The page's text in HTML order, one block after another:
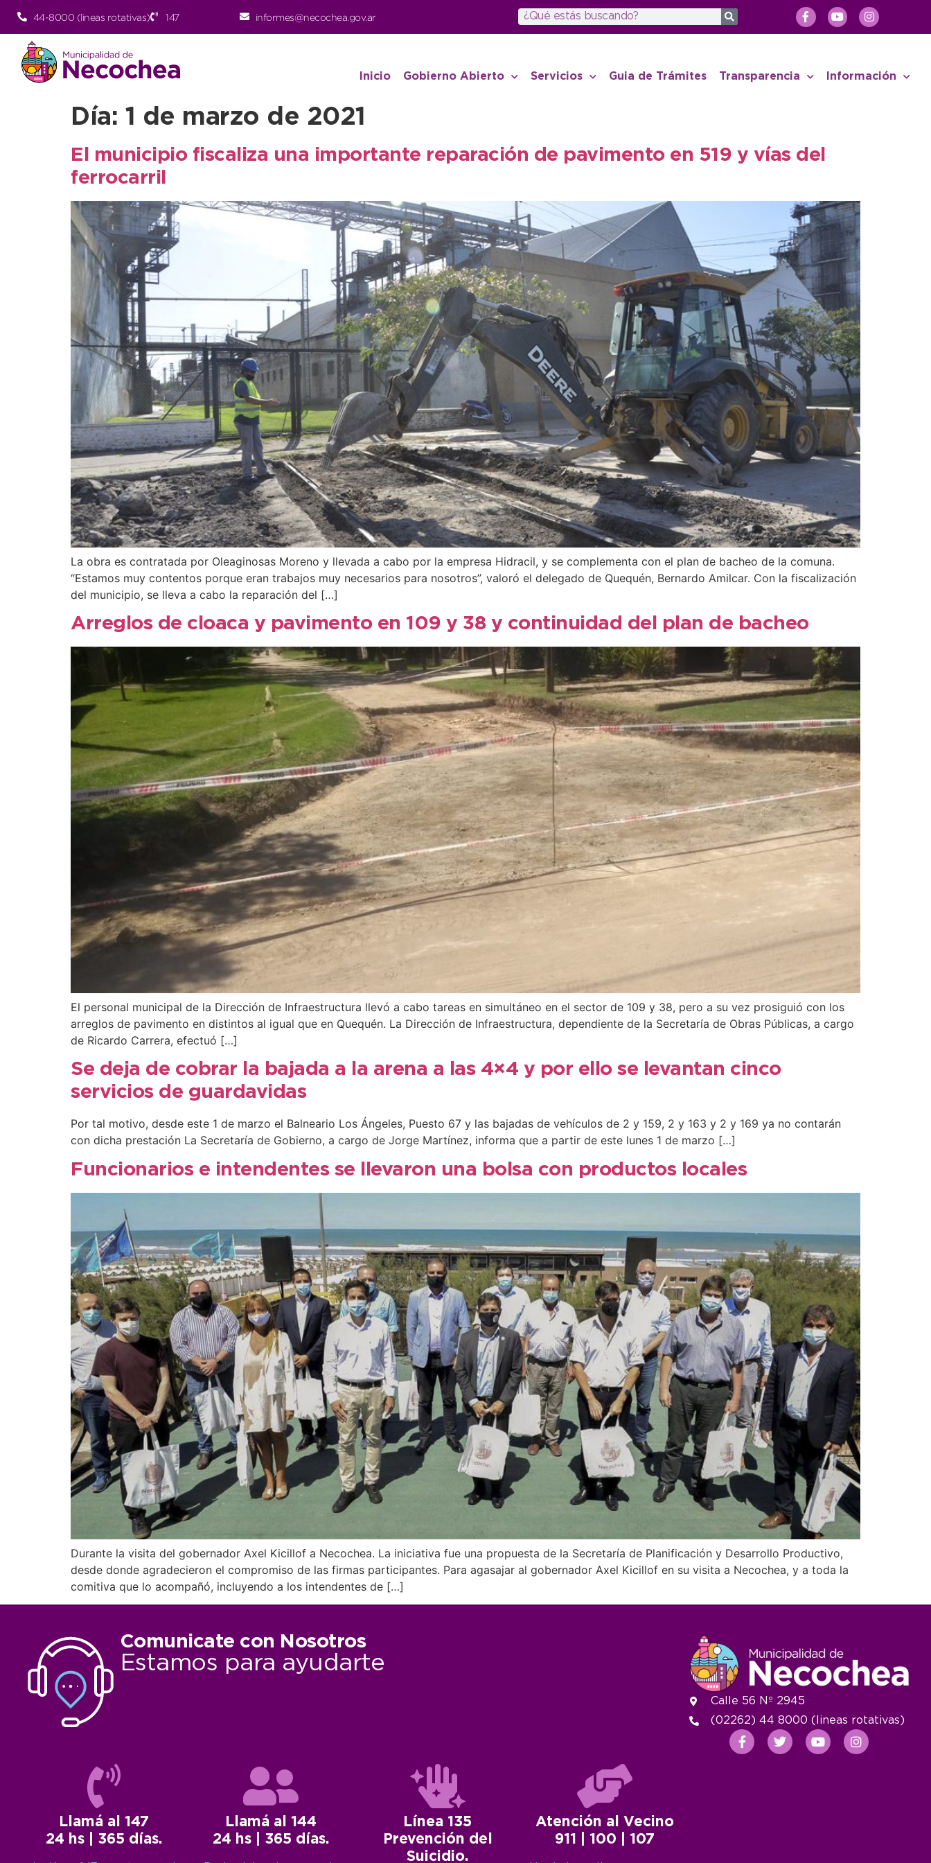
44-8000 (lineas rotativas) 147 informes@necochea.gov.ar
Inicio Gobierno Abierto Servicios Guia de Trámites Transparencia Información
Día: 1 de marzo de 2021
El municipio fiscaliza una importante reparación de pavimento en 519 y vías del
ferrocarril
La obra es contratada por Oleaginosas Moreno y llevada a cabo por la empresa Hidracil, y se complementa con el plan de bacheo de la comuna.
“Estamos muy contentos porque eran trabajos muy necesarios para nosotros”, valoró el delegado de Quequén, Bernardo Amilcar. Con la fiscalización
del municipio, se lleva a cabo la reparación del […]
Arreglos de cloaca y pavimento en 109 y 38 y continuidad del plan de bacheo
El personal municipal de la Dirección de Infraestructura llevó a cabo tareas en simultáneo en el sector de 109 y 38, pero a su vez prosiguió con los
arreglos de pavimento en distintos al igual que en Quequén. La Dirección de Infraestructura, dependiente de la Secretaría de Obras Públicas, a cargo
de Ricardo Carrera, efectuó […]
Se deja de cobrar la bajada a la arena a las 4×4 y por ello se levantan cinco
servicios de guardavidas
Por tal motivo, desde este 1 de marzo el Balneario Los Ángeles, Puesto 67 y las bajadas de vehículos de 2 y 159, 2 y 163 y 2 y 169 ya no contarán
con dicha prestación La Secretaría de Gobierno, a cargo de Jorge Martínez, informa que a partir de este lunes 1 de marzo […]
Funcionarios e intendentes se llevaron una bolsa con productos locales
Durante la visita del gobernador Axel Kicillof a Necochea. La iniciativa fue una propuesta de la Secretaría de Planificación y Desarrollo Productivo,
desde donde agradecieron el compromiso de las firmas participantes. Para agasajar al gobernador Axel Kicillof en su visita a Necochea, y a toda la
comitiva que lo acompañó, incluyendo a los intendentes de […]
Comunicate con Nosotros
Estamos para ayudarte
Llamá al 147
24 hs | 365 días.
Llamá al 144
24 hs | 365 días.
Línea 135
Prevención del
Suicidio.
Atención al Vecino
911 | 100 | 107
Calle 56 Nº 2945
(02262) 44 8000 (lineas rotativas)